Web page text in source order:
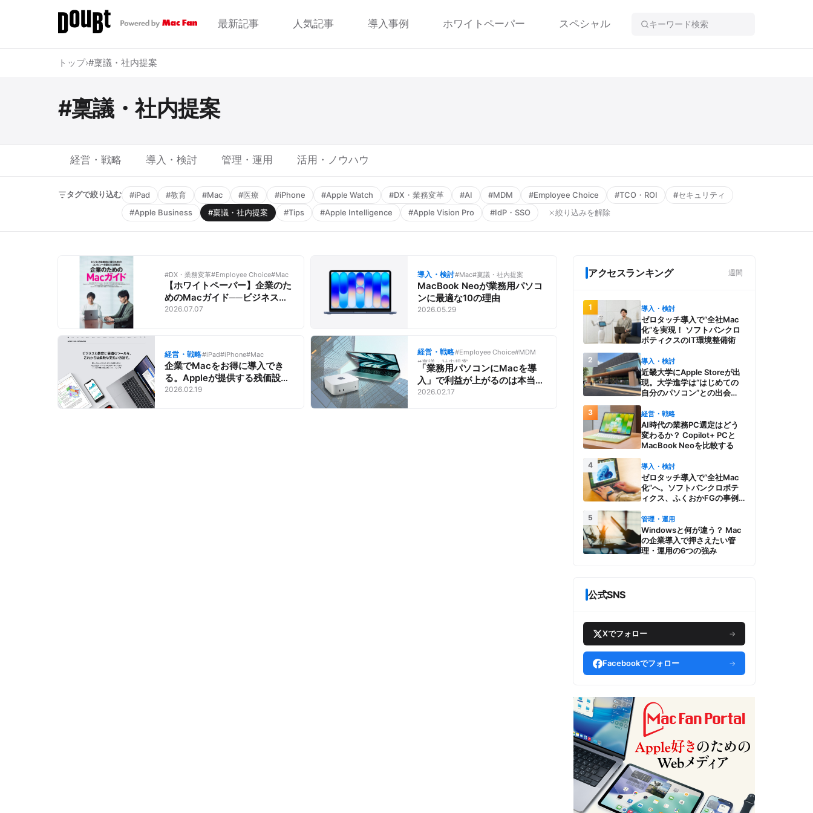
最新記事 人気記事 導入事例 ホワイトペーパー スペシャル
トップ›#稟議・社内提案
#稟議・社内提案
経営・戦略 導入・検討 管理・運用 活用・ノウハウ
タグで絞り込む #iPad #教育 #Mac #医療 #iPhone #Apple Watch #DX・業務変革 #AI #MDM #Employee Choice #TCO・ROI
#セキュリティ
#Apple Business
#稟議・社内提案 #Tips #Apple Intelligence #Apple Vision Pro #IdP・SSO 絞り込みを解除
#DX・業務変革#Employee Choice#Mac
【ホワイトペーパー】企業のた
めのMacガイド──ビジネスを
成功に導くコンピュータ選びと
2026.07.07
導入・検討#Mac#稟議・社内提案
MacBook Neoが業務用パソコ
ンに最適な10の理由
2026.05.29
経営・戦略#iPad#iPhone#Mac
企業でMacをお得に導入でき
る。Appleが提供する残価設定
型リース「AFS（Apple
2026.02.19
経営・戦略#Employee Choice#MDM
#稟議・社内提案
「業務用パソコンにMacを導
入」で利益が上がるのは本当？
生産性向上で70億円分の価値を
2026.02.17
アクセスランキング 週間
1 導入・検討
ゼロタッチ導入で“全社Mac
化”を実現！ ソフトバンクロ
ボティクスのIT環境整備術
2 導入・検討
近畿大学にApple Storeが出
現。大学進学は“はじめての
自分のパソコン”との出会
楽しさを、夏のオープンキャ
ンパスでアピール
3 経営・戦略
AI時代の業務PC選定はどう
変わるか？ Copilot+ PCと
MacBook Neoを比較する
4 導入・検討
ゼロタッチ導入で“全社Mac
化”へ。ソフトバンクロボテ
ィクス、ふくおかFGの事例
週のAppleビジネストレン
ド】
5 管理・運用
Windowsと何が違う？ Mac
の企業導入で押さえたい管
理・運用の6つの強み
公式SNS
Xでフォロー →
Facebookでフォロー →